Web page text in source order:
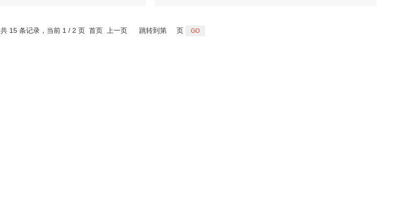
共 15 条记录，当前 1 / 2 页 首页 上一页 跳转到第 页